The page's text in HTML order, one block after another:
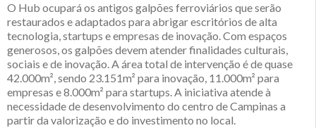
O Hub ocupará os antigos galpões ferroviários que serão
restaurados e adaptados para abrigar escritórios de alta
tecnologia, startups e empresas de inovação. Com espaços
generosos, os galpões devem atender finalidades culturais,
sociais e de inovação. A área total de intervenção é de quase
42.000m², sendo 23.151m² para inovação, 11.000m² para
empresas e 8.000m² para startups. A iniciativa atende à
necessidade de desenvolvimento do centro de Campinas a
partir da valorização e do investimento no local.